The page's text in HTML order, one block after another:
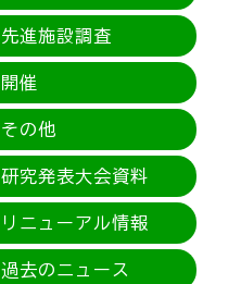
先進施設調査
開催
その他
研究発表大会資料
リニューアル情報
過去のニュース